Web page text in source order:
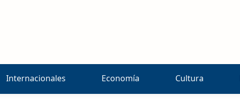
Internacionales Economía Cultura